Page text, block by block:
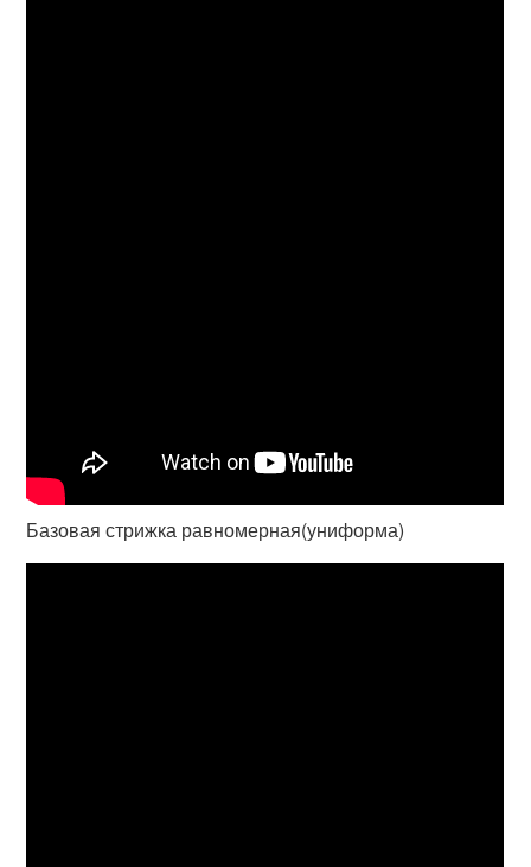
Базовая стрижка равномерная(униформа)